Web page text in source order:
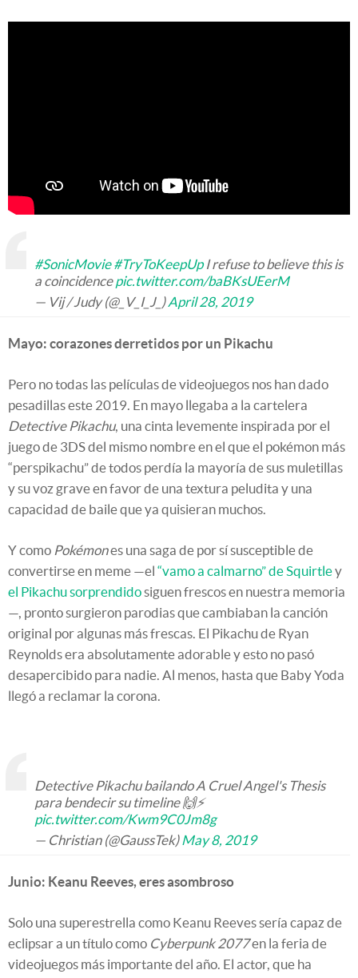
#SonicMovie #TryToKeepUpI refuse to believe this is
a coincidencepic.twitter.com/baBKsUEerM
— Vij / Judy (@_V_I_J_)April 28, 2019
Mayo: corazones derretidos por un Pikachu
Pero no todas las películas de videojuegos nos han dado
pesadillas este 2019. En mayo llegaba a la cartelera
Detective Pikachu, una cinta levemente inspirada por el
juego de 3DS del mismo nombre en el que el pokémon más
“perspikachu” de todos perdía la mayoría de sus muletillas
y su voz grave en favor de una textura peludita y una
capacidad de baile que ya quisieran muchos.
Y como Pokémones una saga de por sí susceptible de
convertirse en meme —el “vamo a calmarno” de Squirtley
el Pikachu sorprendidosiguen frescos en nuestra memoria
—, pronto surgieron parodias que cambiaban la canción
original por algunas más frescas. El Pikachu de Ryan
Reynolds era absolutamente adorable y esto no pasó
desapercibido para nadie. Al menos, hasta que Baby Yoda
llegó a reclamar la corona.
Detective Pikachu bailando A Cruel Angel's Thesis
para bendecir su timeline 🙌⚡️
pic.twitter.com/Kwm9C0Jm8g
— Christian (@GaussTek) May 8, 2019
Junio: Keanu Reeves, eres asombroso
Solo una superestrella como Keanu Reeves sería capaz de
eclipsar a un título como Cyberpunk 2077en la feria de
videojuegos más importante del año. El actor, que ha